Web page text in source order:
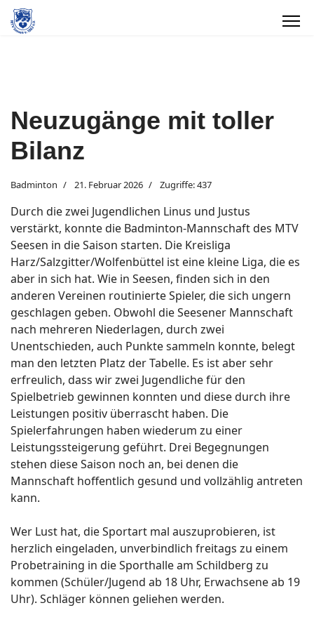
Neuzugänge mit toller
Bilanz
Badminton 21. Februar 2026 Zugriffe: 437
Durch die zwei Jugendlichen Linus und Justus
verstärkt, konnte die Badminton-Mannschaft des MTV
Seesen in die Saison starten. Die Kreisliga
Harz/Salzgitter/Wolfenbüttel ist eine kleine Liga, die es
aber in sich hat. Wie in Seesen, finden sich in den
anderen Vereinen routinierte Spieler, die sich ungern
geschlagen geben. Obwohl die Seesener Mannschaft
nach mehreren Niederlagen, durch zwei
Unentschieden, auch Punkte sammeln konnte, belegt
man den letzten Platz der Tabelle. Es ist aber sehr
erfreulich, dass wir zwei Jugendliche für den
Spielbetrieb gewinnen konnten und diese durch ihre
Leistungen positiv überrascht haben. Die
Spielerfahrungen haben wiederum zu einer
Leistungssteigerung geführt. Drei Begegnungen
stehen diese Saison noch an, bei denen die
Mannschaft hoffentlich gesund und vollzählig antreten
kann.
Wer Lust hat, die Sportart mal auszuprobieren, ist
herzlich eingeladen, unverbindlich freitags zu einem
Probetraining in die Sporthalle am Schildberg zu
kommen (Schüler/Jugend ab 18 Uhr, Erwachsene ab 19
Uhr). Schläger können geliehen werden.